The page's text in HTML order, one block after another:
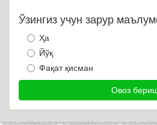
Ўзингиз учун зарур
Ҳа
Йўқ
Фақат қисман